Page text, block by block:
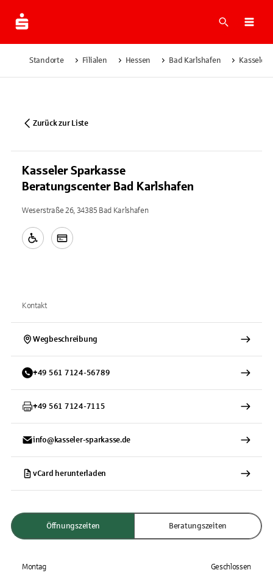
Suche
Standorte Filialen Hessen Bad Karlshafen Kasseler
Zurück zur Liste
Kasseler Sparkasse
Beratungscenter Bad Karlshafen
Weserstraße 26, 34385 Bad Karlshafen
Kontakt
Wegbeschreibung
+49 561 7124-56789
+49 561 7124-7115
info@kasseler-sparkasse.de
vCard herunterladen
Öffnungszeiten Beratungszeiten
Montag Geschlossen